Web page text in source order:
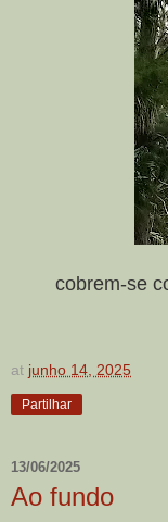
cobrem-se
at junho 14, 2025
Partilhar
13/06/2025
Ao fundo